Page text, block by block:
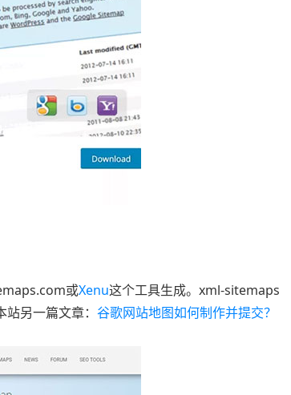
或Xenu这个工具生成。xml-sitemaps
另一篇文章： 谷歌网站地图如何制作并提交？